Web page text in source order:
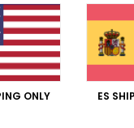
a una tela lisa.
Relación calidad-
: 3/5 Color
5
ONLY ES